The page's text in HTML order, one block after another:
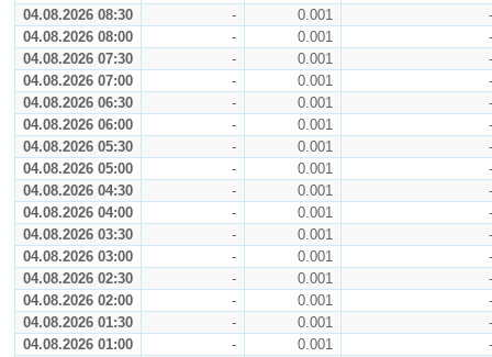
04.08.2026 08:30
- 0.001
-
04.08.2026 08:00
- 0.001
-
04.08.2026 07:30
- 0.001
-
04.08.2026 07:00
- 0.001
-
04.08.2026 06:30
- 0.001
-
04.08.2026 06:00
- 0.001
-
04.08.2026 05:30
- 0.001
-
04.08.2026 05:00
- 0.001
-
04.08.2026 04:30
- 0.001
-
04.08.2026 04:00
- 0.001
-
04.08.2026 03:30
- 0.001
-
04.08.2026 03:00
- 0.001
-
04.08.2026 02:30
- 0.001
-
04.08.2026 02:00
- 0.001
-
04.08.2026 01:30
- 0.001
-
04.08.2026 01:00
- 0.001
-